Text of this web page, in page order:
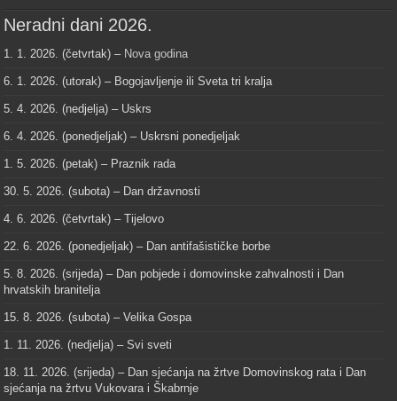
Neradni dani 2026.
1. 1. 2026. (četvrtak) – Nova godina
6. 1. 2026. (utorak) – Bogojavljenje ili Sveta tri kralja
5. 4. 2026. (nedjelja) – Uskrs
6. 4. 2026. (ponedjeljak) – Uskrsni ponedjeljak
1. 5. 2026. (petak) – Praznik rada
30. 5. 2026. (subota) – Dan državnosti
4. 6. 2026. (četvrtak) – Tijelovo
22. 6. 2026. (ponedjeljak) – Dan antifašističke borbe
5. 8. 2026. (srijeda) – Dan pobjede i domovinske zahvalnosti i Dan
hrvatskih branitelja
15. 8. 2026. (subota) – Velika Gospa
1. 11. 2026. (nedjelja) – Svi sveti
18. 11. 2026. (srijeda) – Dan sjećanja na žrtve Domovinskog rata i Dan
sjećanja na žrtvu Vukovara i Škabrnje